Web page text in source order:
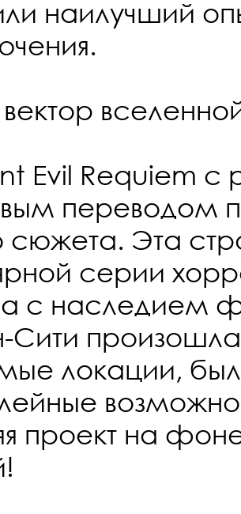
наилучший
Evil Requiem с
переводом
сюжета. Эта
серии
с наследием
Сити
локации,
проект на